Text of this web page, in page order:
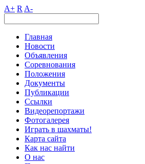
A+ R A-
Главная
Новости
Объявления
Соревнования
Положения
Документы
Публикации
Ссылки
Видеорепортажи
Фотогалерея
Играть в шахматы!
Карта сайта
Как нас найти
О нас